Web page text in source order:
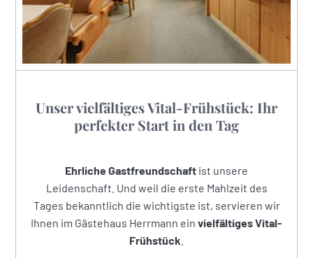
Unser vielfältiges Vital-Frühstück: Ihr
perfekter Start in den Tag
Ehrliche Gastfreundschaft ist unsere
Leidenschaft. Und weil die erste Mahlzeit des
Tages bekanntlich die wichtigste ist, servieren wir
Ihnen im Gästehaus Herrmann ein vielfältiges Vital-
Frühstück